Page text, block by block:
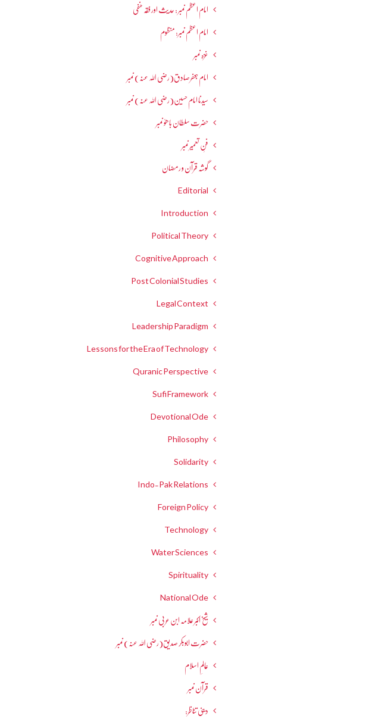
امام اعظم نمبر : حدیث اور فقہ حنفی
امام اعظم نمبر: منظوم
غزہ نمبر
امام جعفرصادق(رضی اللہ عنہ) نمبر
سیدنا امام حسین(رضی اللہ عنہ) نمبر
حضرت سلطان باھوؒ نمبر
فنِ تعمیر نمبر
گوشہ قرآن و رمضان
Editorial
Introduction
Political Theory
Cognitive Approach
Post Colonial Studies
Legal Context
Leadership Paradigm
Lessons for the Era of Technology
Quranic Perspective
Sufi Framework
Devotional Ode
Philosophy
Solidarity
Indo-Pak Relations
Foreign Policy
Technology
Water Sciences
Spirituality
National Ode
شیخ اکبر علامہ ابن عربی نمبر
حضرت ابوبکر صدیق(رضی اللہ عنہ) نمبر
عالمِ اسلام
قرآن نمبر
دینی تناظر: